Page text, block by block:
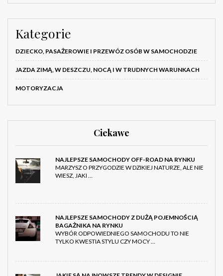
Kategorie
DZIECKO, PASAŻEROWIE I PRZEWÓZ OSÓB W SAMOCHODZIE
JAZDA ZIMĄ, W DESZCZU, NOCĄ I W TRUDNYCH WARUNKACH
MOTORYZACJA
Ciekawe
NAJLEPSZE SAMOCHODY OFF-ROAD NA RYNKU
MARZYSZ O PRZYGODZIE W DZIKIEJ NATURZE, ALE NIE
WIESZ, JAKI …
NAJLEPSZE SAMOCHODY Z DUŻĄ POJEMNOŚCIĄ
BAGAŻNIKA NA RYNKU
WYBÓR ODPOWIEDNIEGO SAMOCHODU TO NIE
TYLKO KWESTIA STYLU CZY MOCY …